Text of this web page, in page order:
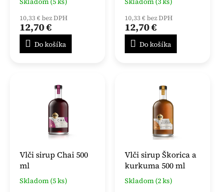
10,33 € bez DPH
12,70 €
Do košíka
10,33 € bez DPH
12,70 €
Do košíka
Vlči sirup Chai 500
ml
Skladom (5 ks)
Vlči sirup Škorica a
kurkuma 500 ml
Skladom (2 ks)